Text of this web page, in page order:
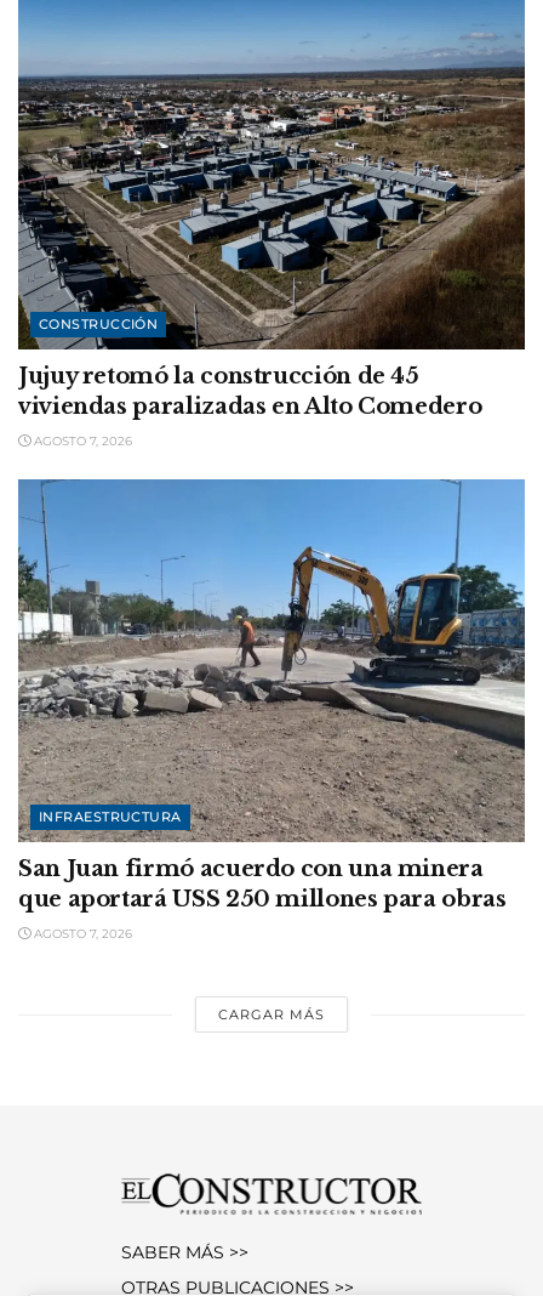
CONSTRUCCIÓN
Jujuy retomó la construcción de 45
viviendas paralizadas en Alto Comedero
AGOSTO 7, 2026
INFRAESTRUCTURA
San Juan firmó acuerdo con una minera
que aportará USS 250 millones para obras
AGOSTO 7, 2026
CARGAR MÁS
SABER MÁS >>
OTRAS PUBLICACIONES >>